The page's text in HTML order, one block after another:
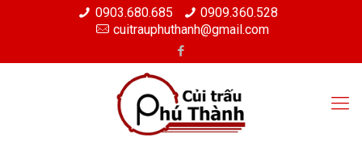
0903.680.685
0909.360.528
cuitrauphuthanh@gmail.com